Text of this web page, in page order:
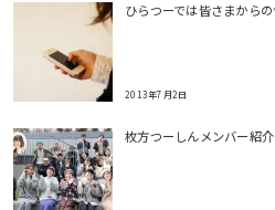
ひらつーでは皆さまから
2013年7月2日
枚方つーしんメンバー紹介